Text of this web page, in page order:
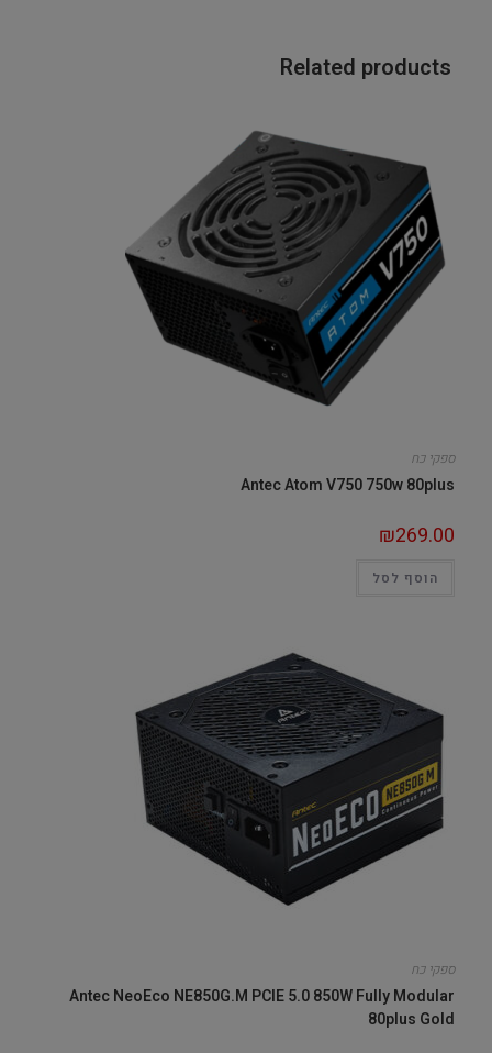
Related products
ספקי כח
Antec Atom V750 750w 80plus
₪269.00
הוסף לסל
ספקי כח
Antec NeoEco NE850G.M PCIE 5.0 850W Fully Modular
80plus Gold